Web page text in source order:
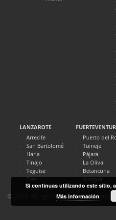
LANZAROTE
Arrecife
San Bartolomé
Haria
Tinajo
Teguise
Tías
Yaiza
Puerto del
Tuineje
Pájara
La Oliva
Betancuria
Antigua
© 2018. All rights reserved.
Si continuas utilizando este sitio,
Más información